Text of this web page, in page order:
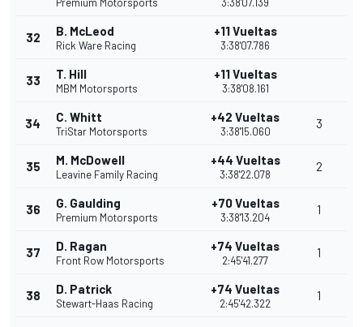
32 B. McLeod
Rick Ware Racing
+11 Vueltas
3:38'07.786
33 T. Hill
MBM Motorsports
+11 Vueltas
3:38'08.161
34 C. Whitt
TriStar Motorsports
+42 Vueltas
3:38'15.060
3
35 M. McDowell
Leavine Family Racing
+44 Vueltas
3:38'22.078
2
36 G. Gaulding
Premium Motorsports
+70 Vueltas
3:38'13.204
1
37 D. Ragan
Front Row Motorsports
+74 Vueltas
2:45'41.277
1
38 D. Patrick
Stewart-Haas Racing
+74 Vueltas
2:45'42.322
1